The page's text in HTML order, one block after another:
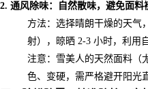
2. 通风除味：自然散味，避免面料
方法：选择晴朗干燥的天气
射），晾晒 2-3 小时，利用
注意：雪美人的天然面料（
色、变硬，需严格避开阳光